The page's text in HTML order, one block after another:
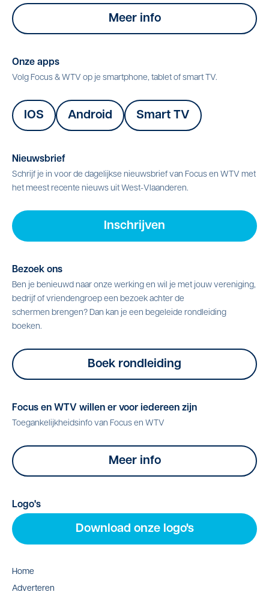
Meer info
Onze apps
Volg Focus & WTV op je smartphone, tablet of smart TV.
IOS Android Smart TV
Nieuwsbrief
Schrijf je in voor de dagelijkse nieuwsbrief van Focus en WTV met
het meest recente nieuws uit West-Vlaanderen.
Inschrijven
Bezoek ons
Ben je benieuwd naar onze werking en wil je met jouw vereniging,
bedrijf of vriendengroep een bezoek achter de
schermen brengen? Dan kan je een begeleide rondleiding
boeken.
Boek rondleiding
Focus en WTV willen er voor iedereen zijn
Toegankelijkheidsinfo van Focus en WTV
Meer info
Logo's
Download onze logo's
Home
Adverteren